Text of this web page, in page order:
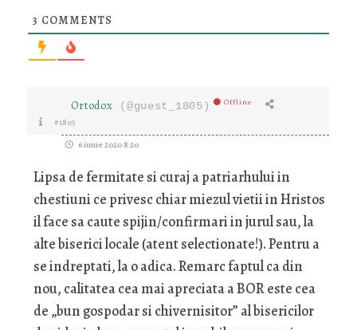
3 COMMENTS
Ortodox (@guest_1805) Offline
#1805
6 iunie 2020 8:20
Lipsa de fermitate si curaj a patriarhului in
chestiuni ce privesc chiar miezul vietii in Hristos
il face sa caute spijin/confirmari in jurul sau, la
alte biserici locale (atent selectionate!). Pentru a
se indreptati, la o adica. Remarc faptul ca din
nou, calitatea cea mai apreciata a BOR este cea
de „bun gospodar si chivernisitor” al bisericilor